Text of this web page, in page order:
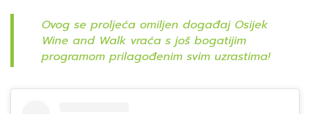
Ovog se proljeća omiljen događaj Osijek
Wine and Walk vraća s još bogatijim
programom prilagođenim svim uzrastima!